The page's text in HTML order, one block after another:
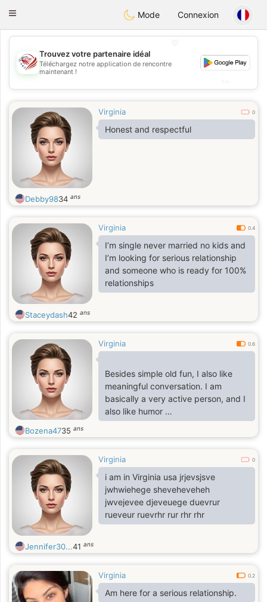
StatesDating
Toggle
Mode Connexion
💖
💕
Trouvez votre partenaire idéal
Téléchargez notre application de rencontre
maintenant !
Virginia 0
Honest and respectful
Debby9834 ans
Virginia 0.4
I’m single never married no kids and
I’m looking for serious relationship
and someone who is ready for 100%
relationships
Staceydash42 ans
Virginia 0.6
Besides simple old fun, I also like
meaningful conversation. I am
basically a very active person, and I
also like humor
and laughter. I hope to have a
positive attitude, who can see the
interesting side of
life, and who is open and willing to
learn new things.
Bozena4735 ans
Virginia 0
i am in Virginia usa jrjevsjsve
jwhwiehege sheveheveheh
jwvejevee djeveuege duevrur
rueveur ruevrhr rur rhr rhr
Jennifer30...41 ans
Virginia 0.2
Am here for a serious relationship.